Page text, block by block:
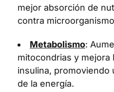
mejor absorción de
contra
Metabolismo:
mitocondrias y mejora
insulina, promoviendo
de la energía.